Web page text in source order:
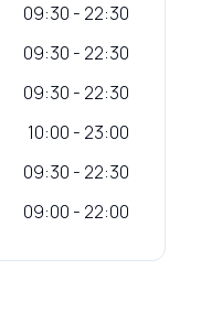
09:30 - 22:30
09:30 - 22:30
09:30 - 22:30
10:00 - 23:00
09:30 - 22:30
09:00 - 22:00